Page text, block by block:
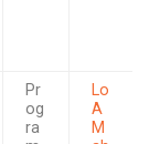
Pr
og
ra
Lo
A
M